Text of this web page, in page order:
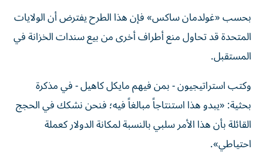
بحسب «غولدمان ساكس» فإن هذا الطرح يفترض أن الولايات
المتحدة قد تحاول منع أطراف أخرى من بيع سندات الخزانة في
المستقبل.
وكتب استراتيجيون - بمن فيهم مايكل كاهيل - في مذكرة
بحثية: «يبدو هذا استنتاجاً مبالغاً فيه؛ فنحن نشكك في الحجج
القائلة بأن هذا الأمر سلبي بالنسبة لمكانة الدولار كعملة
احتياطي».